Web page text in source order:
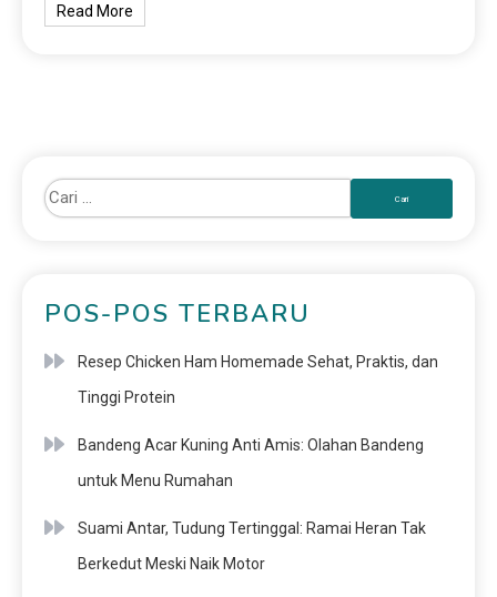
Read More
POS-POS TERBARU
Resep Chicken Ham Homemade Sehat, Praktis, dan
Tinggi Protein
Bandeng Acar Kuning Anti Amis: Olahan Bandeng
untuk Menu Rumahan
Suami Antar, Tudung Tertinggal: Ramai Heran Tak
Berkedut Meski Naik Motor